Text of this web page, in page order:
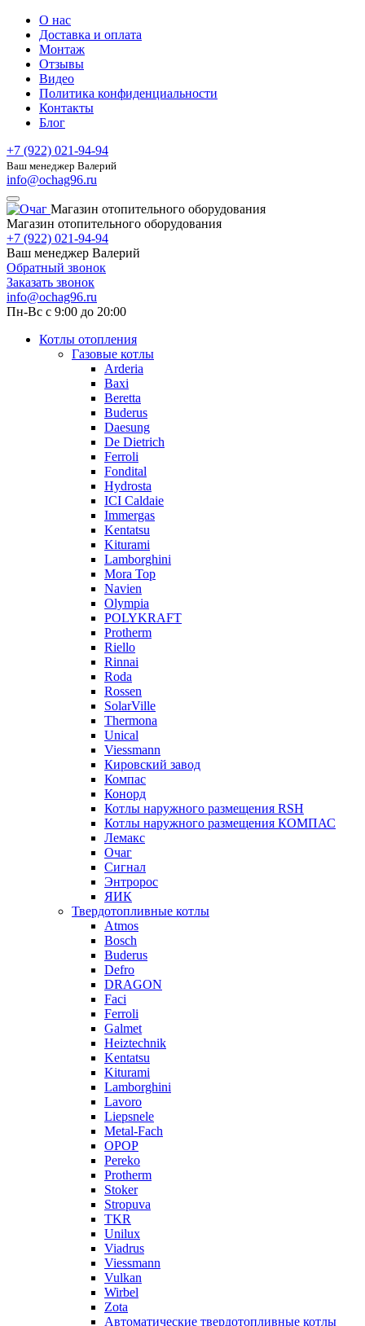
О нас
Доставка и оплата
Монтаж
Отзывы
Видео
Политика конфиденциальности
Контакты
Блог
+7 (922) 021-94-94
Ваш менеджер Валерий
info@ochag96.ru
Магазин отопительного оборудования
Магазин отопительного оборудования
+7 (922) 021-94-94
Ваш менеджер Валерий
Обратный звонок
Заказать звонок
info@ochag96.ru
Пн-Вс с 9:00 до 20:00
Котлы отопления
Газовые котлы
Arderia
Baxi
Beretta
Buderus
Daesung
De Dietrich
Ferroli
Fondital
Hydrosta
ICI Caldaie
Immergas
Kentatsu
Kiturami
Lamborghini
Mora Top
Navien
Olympia
POLYKRAFT
Protherm
Riello
Rinnai
Roda
Rossen
SolarVille
Thermona
Unical
Viessmann
Кировский завод
Компас
Конорд
Котлы наружного размещения RSH
Котлы наружного размещения КОМПАС
Лемакс
Очаг
Сигнал
Энтророс
ЯИК
Твердотопливные котлы
Atmos
Bosch
Buderus
Defro
DRAGON
Faci
Ferroli
Galmet
Heiztechnik
Kentatsu
Kiturami
Lamborghini
Lavoro
Liepsnele
Metal-Fach
OPOP
Pereko
Protherm
Stoker
Stropuva
TKR
Unilux
Viadrus
Viessmann
Vulkan
Wirbel
Zota
Автоматические твердотопливные котлы